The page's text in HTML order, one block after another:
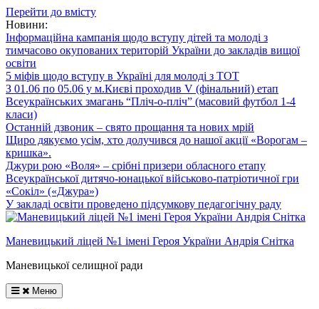
Перейти до вмісту
Новини:
Інформаційна кампанія щодо вступу дітей та молоді з
тимчасово окупованих територій України до закладів вищої
освіти
5 міфів щодо вступу в Україні для молоді з ТОТ
З 01.06 по 05.06 у м.Києві проходив V (фінальний) етап
Всеукраїнських змагань “Пліч-о-пліч” (масовий футбол 1-4
класи)
Останній дзвоник – свято прощання та нових мрій
Щиро дякуємо усім, хто долучився до нашої акції «Ворогам –
кришка».
Джури рою «Воля» – срібні призери обласного етапу
Всеукраїнської дитячо-юнацької військово-патріотичної гри
«Сокіл» («Джура»)
У закладі освіти проведено підсумкову педагогічну раду
Маневицький ліцей №1 імені Героя України Андрія Снітка
Маневицької селищної ради
Меню